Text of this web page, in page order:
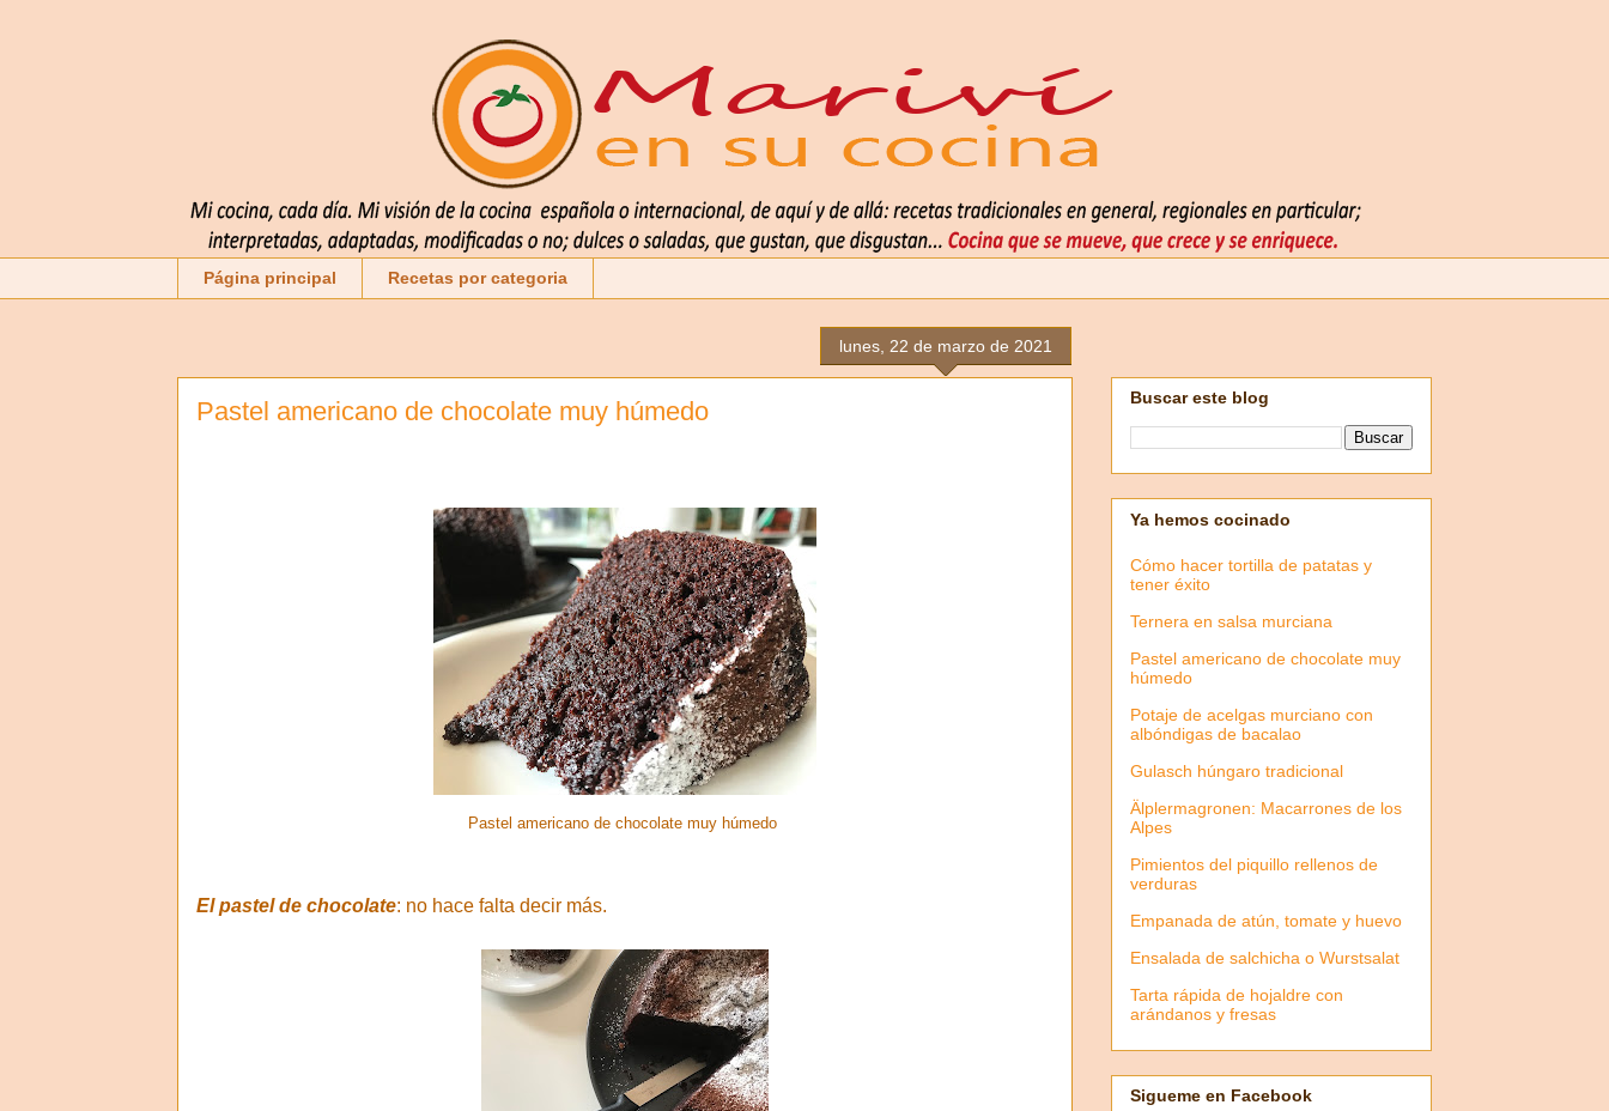
Página principal Recetas por categoria
lunes, 22 de marzo de 2021
Pastel americano de chocolate muy húmedo
Pastel americano de chocolate muy húmedo
El pastel de chocolate: no hace falta decir más.
Buscar este blog
Ya hemos cocinado
Cómo hacer tortilla de patatas y
tener éxito
Ternera en salsa murciana
Pastel americano de chocolate muy
húmedo
Potaje de acelgas murciano con
albóndigas de bacalao
Gulasch húngaro tradicional
Älplermagronen: Macarrones de los
Alpes
Pimientos del piquillo rellenos de
verduras
Empanada de atún, tomate y huevo
Ensalada de salchicha o Wurstsalat
Tarta rápida de hojaldre con
arándanos y fresas
Sigueme en Facebook